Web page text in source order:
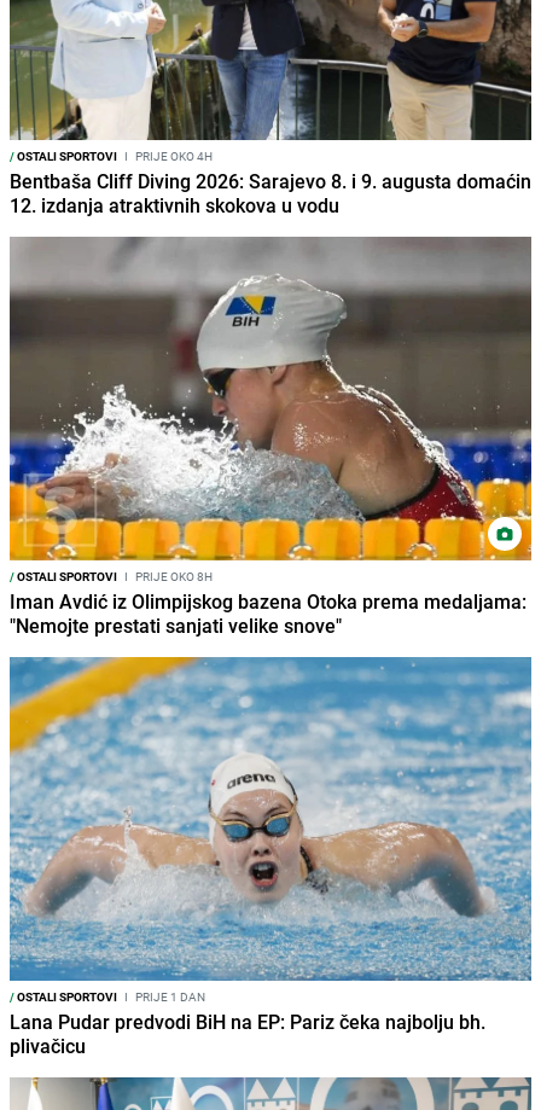
/OSTALI SPORTOVI I PRIJE OKO 4H
Bentbaša Cliff Diving 2026: Sarajevo 8. i 9. augusta domaćin
12. izdanja atraktivnih skokova u vodu
/OSTALI SPORTOVI I PRIJE OKO 8H
Iman Avdić iz Olimpijskog bazena Otoka prema medaljama:
"Nemojte prestati sanjati velike snove"
/OSTALI SPORTOVI I PRIJE 1 DAN
Lana Pudar predvodi BiH na EP: Pariz čeka najbolju bh.
plivačicu